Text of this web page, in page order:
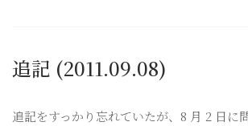
追記 (2011.09.08)
追記をすっかり忘れていたが、8 月 2 日に